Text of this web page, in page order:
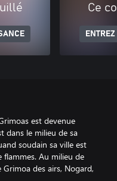
Ce
est devenue
dans le milieu de sa
soudain sa ville est
Au milieu de
des airs, Nogard,